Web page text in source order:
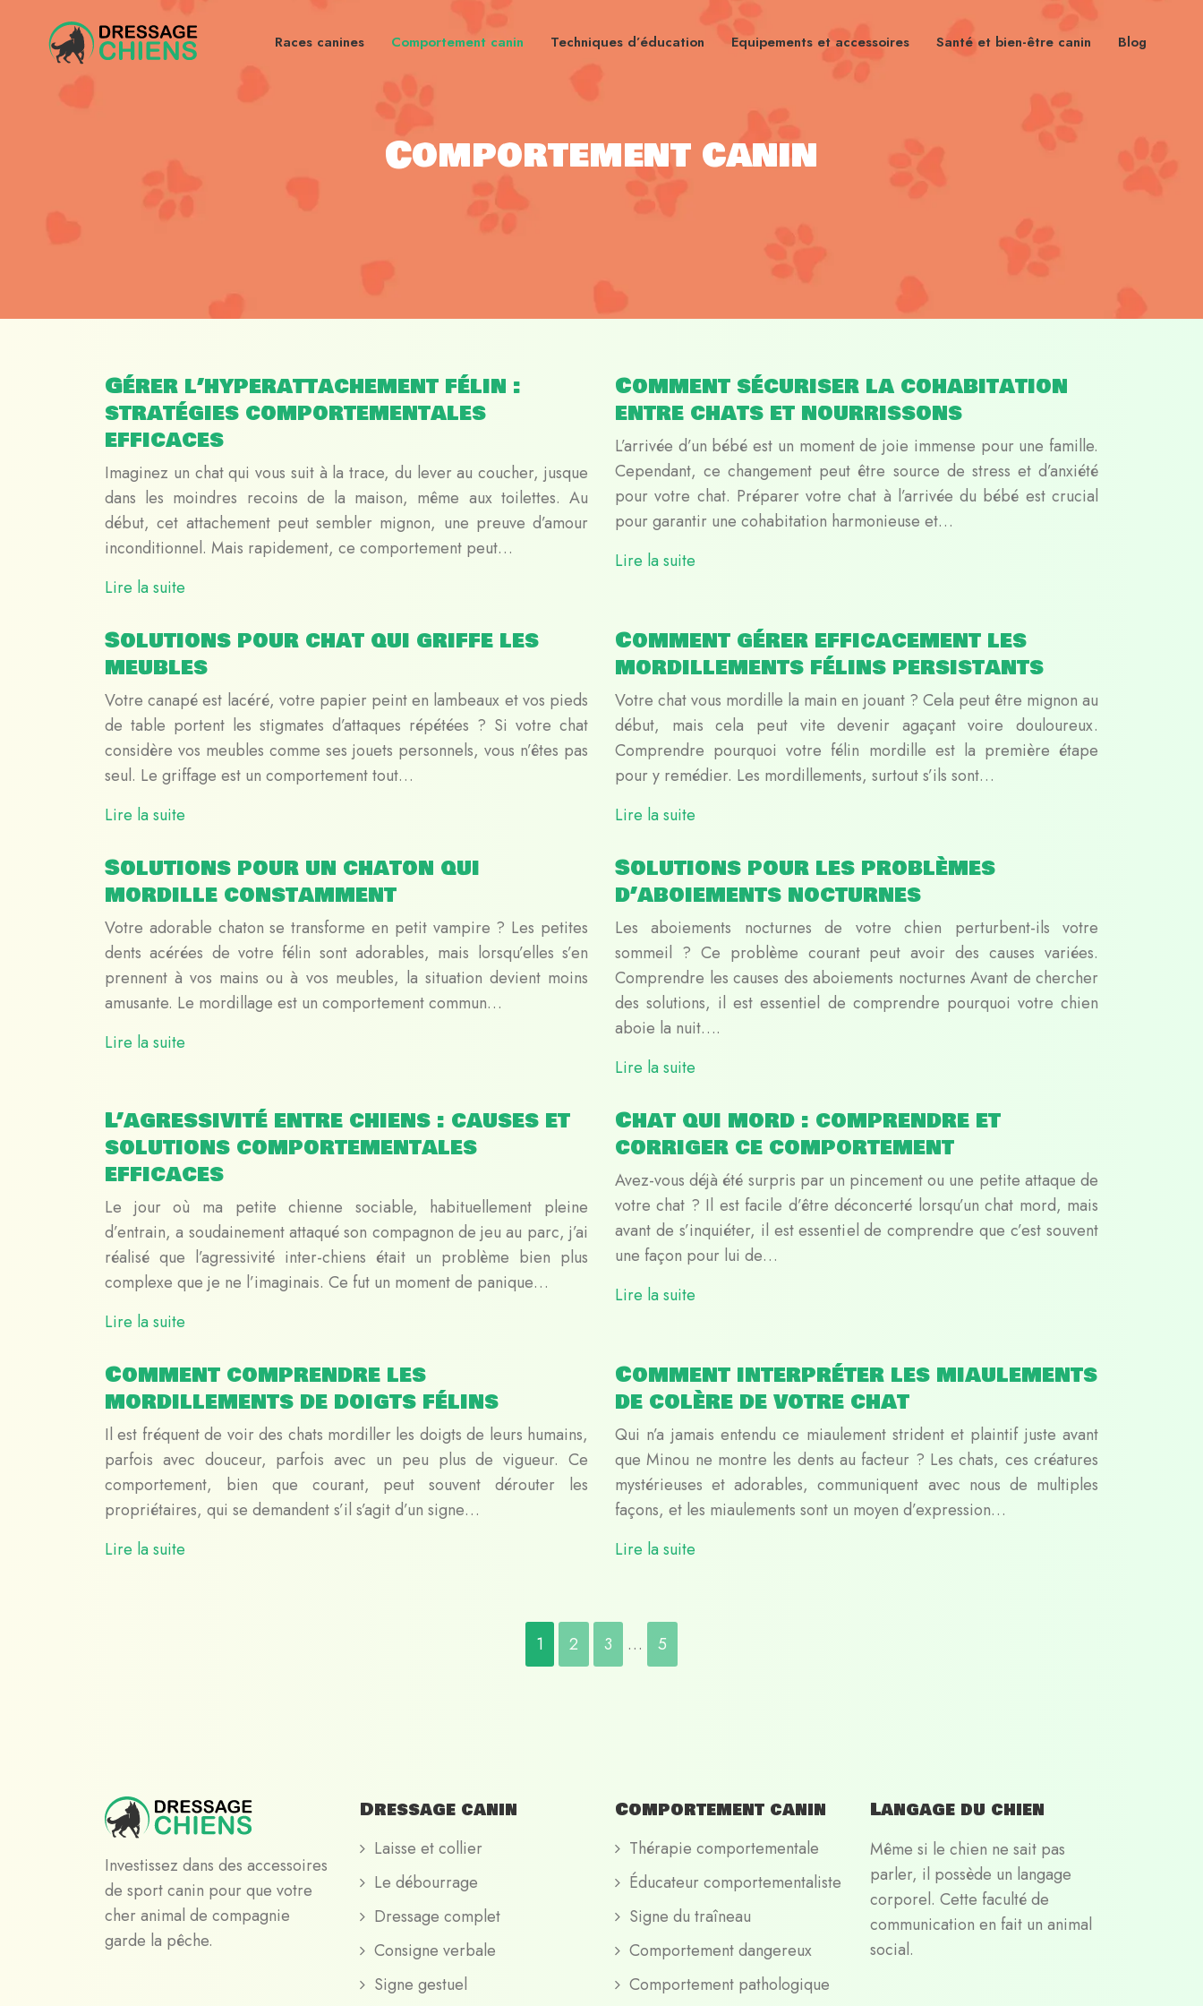
Races canines Comportement canin Techniques d’éducation Equipements et accessoires Santé et bien-être canin Blog
Comportement canin
Gérer l’hyperattachement félin :
stratégies comportementales
efficaces
Imaginez un chat qui vous suit à la trace, du lever au coucher, jusque
dans les moindres recoins de la maison, même aux toilettes. Au
début, cet attachement peut sembler mignon, une preuve d’amour
inconditionnel. Mais rapidement, ce comportement peut…
Lire la suite
Comment sécuriser la cohabitation
entre chats et nourrissons
L’arrivée d’un bébé est un moment de joie immense pour une famille.
Cependant, ce changement peut être source de stress et d’anxiété
pour votre chat. Préparer votre chat à l’arrivée du bébé est crucial
pour garantir une cohabitation harmonieuse et…
Lire la suite
Solutions pour chat qui griffe les
meubles
Votre canapé est lacéré, votre papier peint en lambeaux et vos pieds
de table portent les stigmates d’attaques répétées ? Si votre chat
considère vos meubles comme ses jouets personnels, vous n’êtes pas
seul. Le griffage est un comportement tout…
Lire la suite
Comment gérer efficacement les
mordillements félins persistants
Votre chat vous mordille la main en jouant ? Cela peut être mignon au
début, mais cela peut vite devenir agaçant voire douloureux.
Comprendre pourquoi votre félin mordille est la première étape
pour y remédier. Les mordillements, surtout s’ils sont…
Lire la suite
Solutions pour un chaton qui
mordille constamment
Votre adorable chaton se transforme en petit vampire ? Les petites
dents acérées de votre félin sont adorables, mais lorsqu’elles s’en
prennent à vos mains ou à vos meubles, la situation devient moins
amusante. Le mordillage est un comportement commun…
Lire la suite
Solutions pour les problèmes
d’aboiements nocturnes
Les aboiements nocturnes de votre chien perturbent-ils votre
sommeil ? Ce problème courant peut avoir des causes variées.
Comprendre les causes des aboiements nocturnes Avant de chercher
des solutions, il est essentiel de comprendre pourquoi votre chien
aboie la nuit….
Lire la suite
L’agressivité entre chiens : causes et
solutions comportementales
efficaces
Le jour où ma petite chienne sociable, habituellement pleine
d’entrain, a soudainement attaqué son compagnon de jeu au parc, j’ai
réalisé que l’agressivité inter-chiens était un problème bien plus
complexe que je ne l’imaginais. Ce fut un moment de panique…
Lire la suite
Chat qui mord : comprendre et
corriger ce comportement
Avez-vous déjà été surpris par un pincement ou une petite attaque de
votre chat ? Il est facile d’être déconcerté lorsqu’un chat mord, mais
avant de s’inquiéter, il est essentiel de comprendre que c’est souvent
une façon pour lui de…
Lire la suite
Comment comprendre les
mordillements de doigts félins
Il est fréquent de voir des chats mordiller les doigts de leurs humains,
parfois avec douceur, parfois avec un peu plus de vigueur. Ce
comportement, bien que courant, peut souvent dérouter les
propriétaires, qui se demandent s’il s’agit d’un signe…
Lire la suite
Comment interpréter les miaulements
de colère de votre chat
Qui n’a jamais entendu ce miaulement strident et plaintif juste avant
que Minou ne montre les dents au facteur ? Les chats, ces créatures
mystérieuses et adorables, communiquent avec nous de multiples
façons, et les miaulements sont un moyen d’expression…
Lire la suite
1 2 3 … 5
Investissez dans des accessoires
de sport canin pour que votre
cher animal de compagnie
garde la pêche.
Dressage canin
Laisse et collier
Le débourrage
Dressage complet
Consigne verbale
Signe gestuel
Comportement canin
Thérapie comportementale
Éducateur comportementaliste
Signe du traîneau
Comportement dangereux
Comportement pathologique
Langage du chien
Même si le chien ne sait pas
parler, il possède un langage
corporel. Cette faculté de
communication en fait un animal
social.